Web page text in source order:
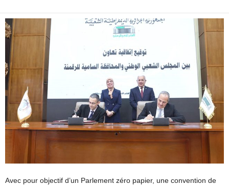
Avec pour objectif d’un Parlement zéro papier, une convention de